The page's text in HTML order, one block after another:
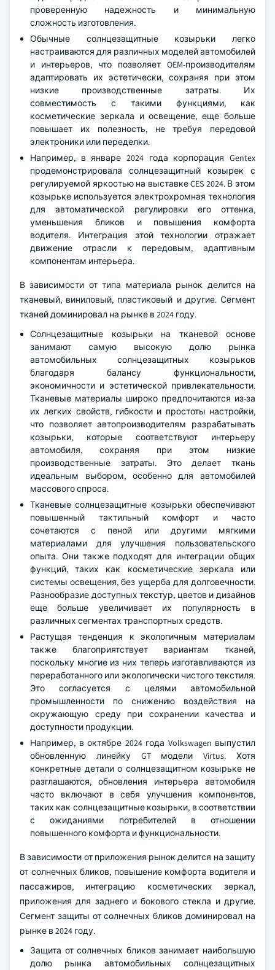
проверенную надежность и минимальную
сложность изготовления.
Обычные солнцезащитные козырьки легко
настраиваются для различных моделей автомобилей
и интерьеров, что позволяет OEM-производителям
адаптировать их эстетически, сохраняя при этом
низкие производственные затраты. Их
совместимость с такими функциями, как
косметические зеркала и освещение, еще больше
повышает их полезность, не требуя передовой
электроники или переделки.
Например, в январе 2024 года корпорация Gentex
продемонстрировала солнцезащитный козырек с
регулируемой яркостью на выставке CES 2024. В этом
козырьке используется электрохромная технология
для автоматической регулировки его оттенка,
уменьшения бликов и повышения комфорта
водителя. Интеграция этой технологии отражает
движение отрасли к передовым, адаптивным
компонентам интерьера.
В зависимости от типа материала рынок делится на
тканевый, виниловый, пластиковый и другие. Сегмент
тканей доминировал на рынке в 2024 году.
Солнцезащитные козырьки на тканевой основе
занимают самую высокую долю рынка
автомобильных солнцезащитных козырьков
благодаря балансу функциональности,
экономичности и эстетической привлекательности.
Тканевые материалы широко предпочитаются из-за
их легких свойств, гибкости и простоты настройки,
что позволяет автопроизводителям разрабатывать
козырьки, которые соответствуют интерьеру
автомобиля, сохраняя при этом низкие
производственные затраты. Это делает ткань
идеальным выбором, особенно для автомобилей
массового спроса.
Тканевые солнцезащитные козырьки обеспечивают
повышенный тактильный комфорт и часто
сочетаются с пеной или другими мягкими
материалами для улучшения пользовательского
опыта. Они также подходят для интеграции общих
функций, таких как косметические зеркала или
системы освещения, без ущерба для долговечности.
Разнообразие доступных текстур, цветов и дизайнов
еще больше увеличивает их популярность в
различных сегментах транспортных средств.
Растущая тенденция к экологичным материалам
также благоприятствует вариантам тканей,
поскольку многие из них теперь изготавливаются из
переработанного или экологически чистого текстиля.
Это согласуется с целями автомобильной
промышленности по снижению воздействия на
окружающую среду при сохранении качества и
доступности продукции.
Например, в октябре 2024 года Volkswagen выпустил
обновленную линейку GT модели Virtus. Хотя
конкретные детали о солнцезащитном козырьке не
разглашаются, обновления интерьера автомобиля
часто включают в себя улучшения компонентов,
таких как солнцезащитные козырьки, в соответствии
с ожиданиями потребителей в отношении
повышенного комфорта и функциональности.
В зависимости от приложения рынок делится на защиту
от солнечных бликов, повышение комфорта водителя и
пассажиров, интеграцию косметических зеркал,
приложения для заднего и бокового стекла и другие.
Сегмент защиты от солнечных бликов доминировал на
рынке в 2024 году.
Защита от солнечных бликов занимает наибольшую
долю рынка автомобильных солнцезащитных